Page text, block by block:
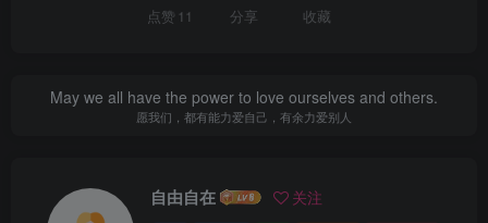
点赞 11 分享 收藏
May we all have the power to love ourselves and others.
愿我们，都有能力爱自己，有余力爱别人
自由自在 关注